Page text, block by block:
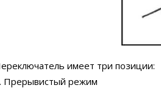
имеет три позиции:
Прерывистый режим